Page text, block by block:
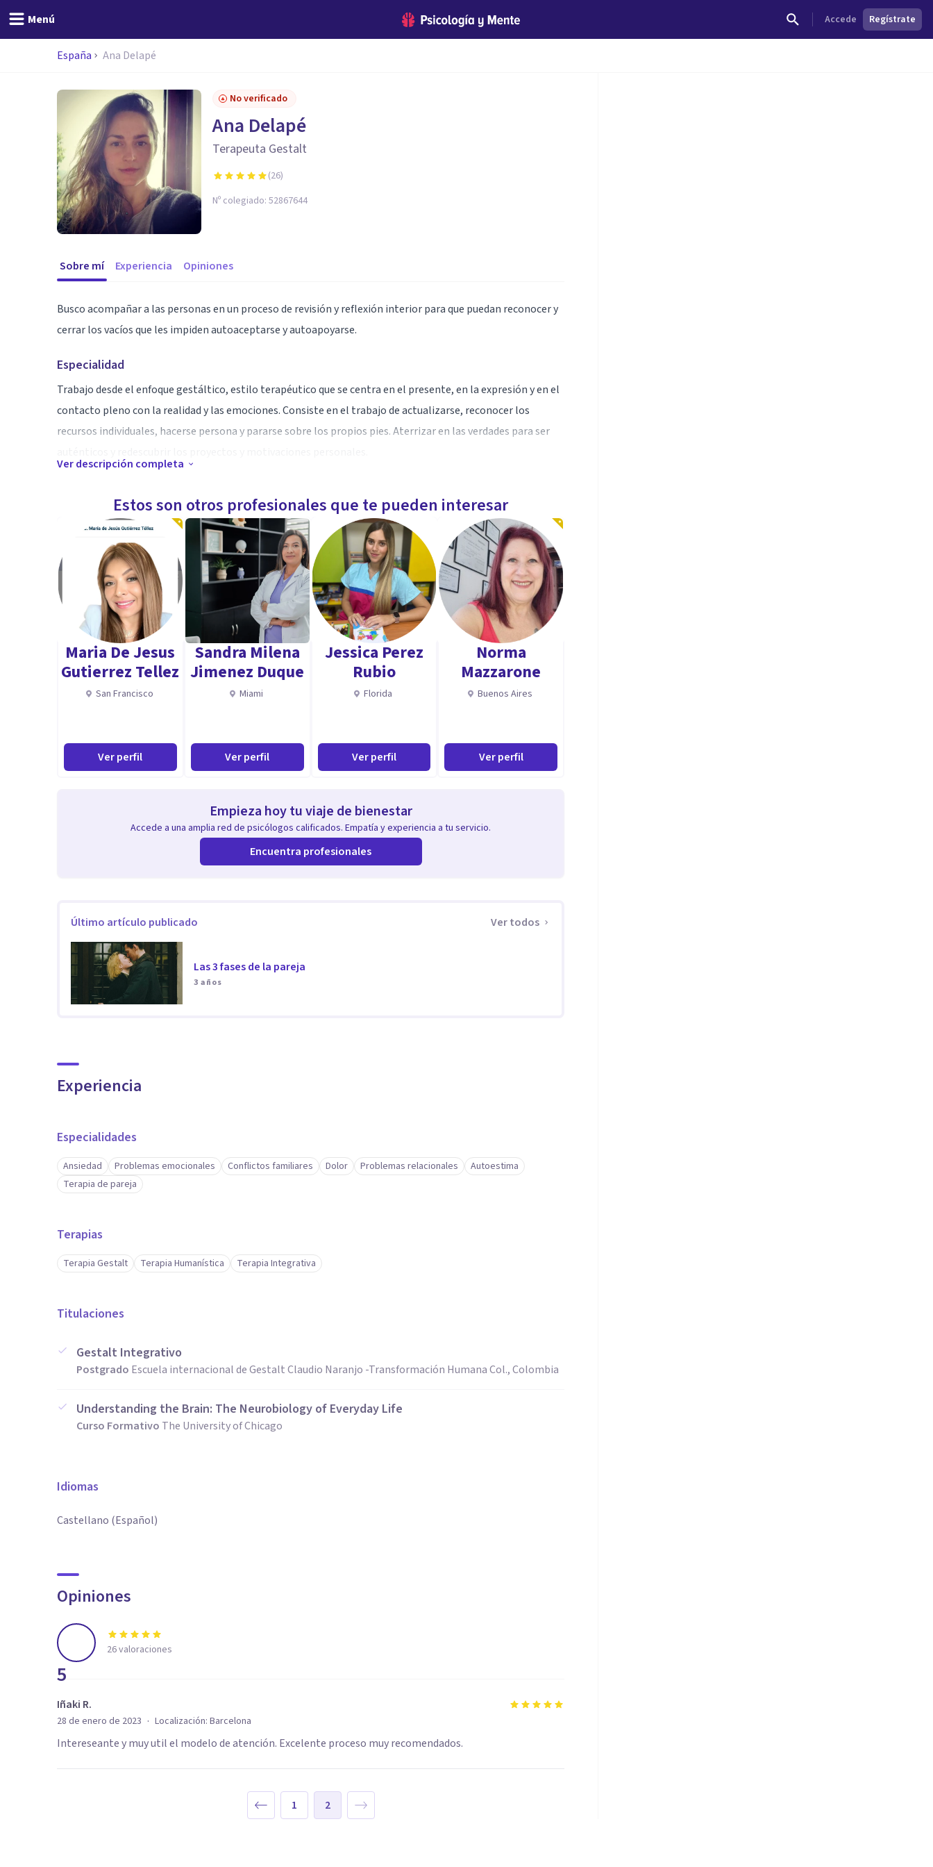
Menú Accede Regístrate
España Ana Delapé
No verificado
Ana Delapé
Terapeuta Gestalt
(26)
Nº colegiado: 52867644
Sobre mí Experiencia Opiniones
Busco acompañar a las personas en un proceso de revisión y reflexión interior para que puedan reconocer y
cerrar los vacíos que les impiden autoaceptarse y autoapoyarse.
Especialidad
Trabajo desde el enfoque gestáltico, estilo terapéutico que se centra en el presente, en la expresión y en el
contacto pleno con la realidad y las emociones. Consiste en el trabajo de actualizarse, reconocer los
recursos individuales, hacerse persona y pararse sobre los propios pies. Aterrizar en las verdades para ser
Trabajo para que las personas se relacionen con el mundo siendo auténticas. Eso implica despojarse de
ideas limitantes y creencias; identificar las excusas y las resistencias que nos impiden ser nosotros mismos,
reconocer nuestra fuerza vital y cerrar procesos que han quedado inconclusos para poder ir hacia lo grande y
lo trascendente. Actualizarse frente a los propios asuntos y asumirse completos integrando el plano
mental, emocional, instintual, corporal y espiritual.
Ver descripción completa
Estos son otros profesionales que te pueden interesar
Maria De Jesus
Gutierrez Tellez
San Francisco
Ver perfil
Sandra Milena
Jimenez Duque
Miami
Ver perfil
Jessica Perez
Rubio
Florida
Ver perfil
Norma
Mazzarone
Buenos Aires
Ver perfil
Empieza hoy tu viaje de bienestar
Accede a una amplia red de psicólogos calificados. Empatía y experiencia a tu servicio.
Encuentra profesionales
Último artículo publicado Ver todos
Las 3 fases de la pareja
3 años
Experiencia
Especialidades
Ansiedad Problemas emocionales Conflictos familiares Dolor Problemas relacionales
Autoestima
Terapia de pareja
Terapias
Terapia Gestalt Terapia Humanística Terapia Integrativa
Titulaciones
Gestalt Integrativo
Postgrado Escuela internacional de Gestalt Claudio Naranjo -Transformación Humana Col., Colombia
Understanding the Brain: The Neurobiology of Everyday Life
Curso Formativo The University of Chicago
Idiomas
Castellano (Español)
Opiniones
5
26valoraciones
Iñaki R.
28 de enero de 2023 · Localización: Barcelona
Intereseante y muy util el modelo de atención. Excelente proceso muy recomendados.
1 2